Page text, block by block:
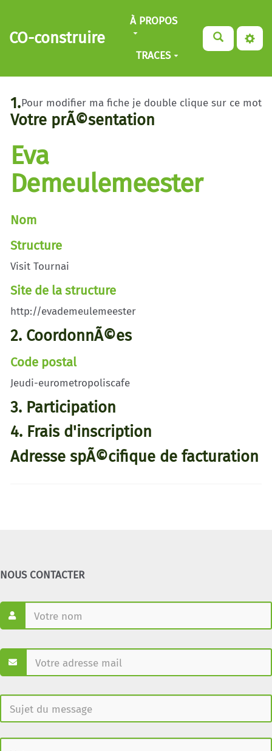
Aller au contenu principal
CO-construire
À PROPOS
TRACES
Pour modifier ma fiche je double clique sur ce mot
1.
Votre prÃ©sentation
Eva
Demeulemeester
Nom
Structure
Visit Tournai
Site de la structure
http://evademeulemeester
2. CoordonnÃ©es
Code postal
Jeudi-eurometropoliscafe
3. Participation
4. Frais d'inscription
Adresse spÃ©cifique de facturation
NOUS CONTACTER